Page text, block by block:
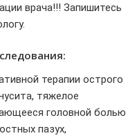
врача!!! Запишитесь
терапии острого
тяжелое
головной болью
пазух,